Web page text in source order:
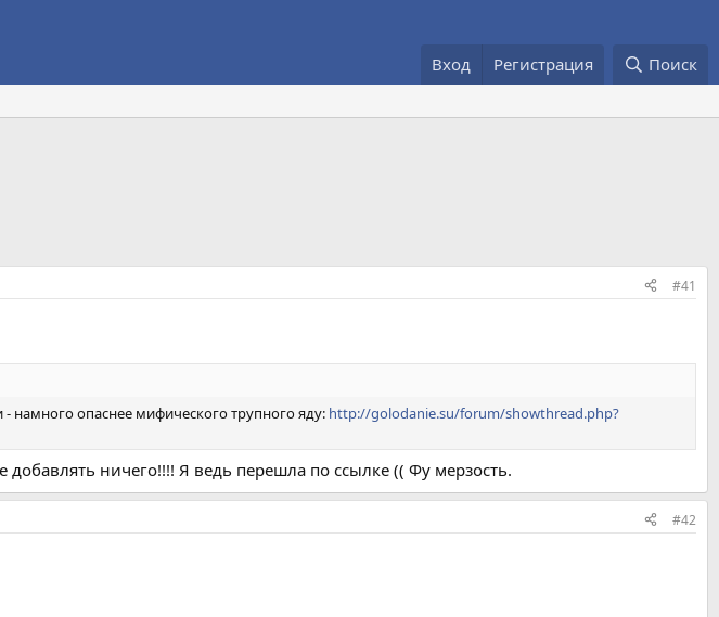
Вход Регистрация Поиск
#41
намного опаснее мифического трупного яду: http://golodanie.su/forum/showthread.php?
ничего!!!! Я ведь перешла по ссылке (( Фу мерзость.
#42